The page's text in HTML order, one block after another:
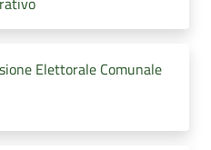
Elettorale Comunale